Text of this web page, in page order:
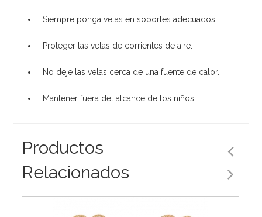
Siempre ponga velas en soportes adecuados.
Proteger las velas de corrientes de aire.
No deje las velas cerca de una fuente de calor.
Mantener fuera del alcance de los niños.
Productos
Relacionados